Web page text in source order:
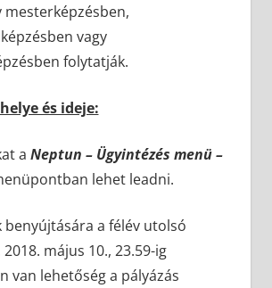
mesterképzésben,
vagy
folytatják.
és ideje:
a Neptun – Ügyintézés menü –
lehet leadni.
benyújtására a félév utolsó
május 10., 23.59-ig
van lehetőség a pályázás